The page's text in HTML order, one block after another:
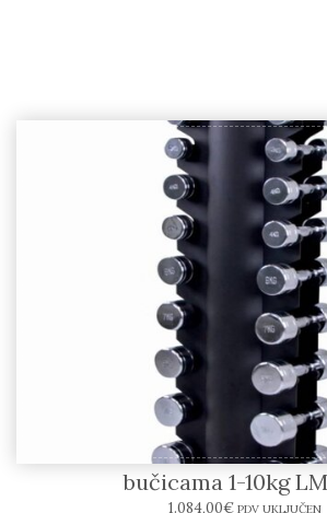
LIFEMAXX – Stalak sa
bučicama 1-10kg
1.084,00€ PDV UKLJUČEN